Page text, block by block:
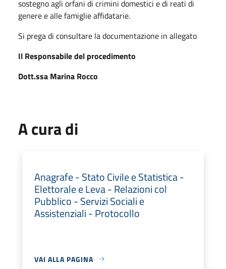
sostegno agli orfani di crimini domestici e di reati di
genere e alle famiglie affidatarie.
Si prega di consultare la documentazione in allegato
Il Responsabile del procedimento
Dott.ssa Marina Rocco
A cura di
Anagrafe - Stato Civile e Statistica -
Elettorale e Leva - Relazioni col
Pubblico - Servizi Sociali e
Assistenziali - Protocollo
VAI ALLA PAGINA